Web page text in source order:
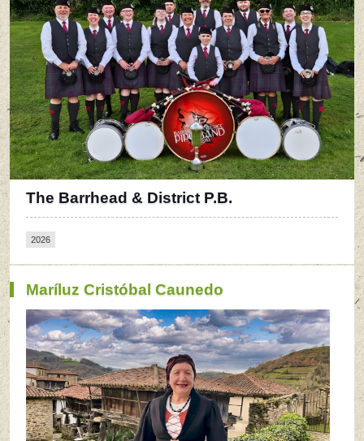
The Barrhead & District P.B.
2026
Maríluz Cristóbal Caunedo